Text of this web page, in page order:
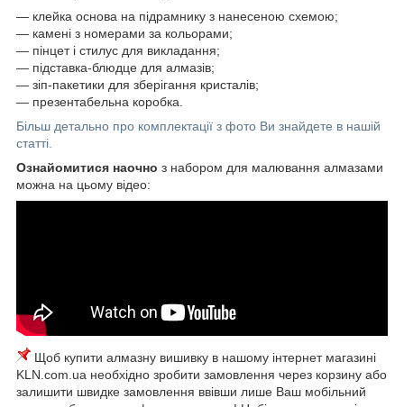
― клейка основа на підрамнику з нанесеною схемою;
― камені з номерами за кольорами;
― пінцет і стилус для викладання;
― підставка-блюдце для алмазів;
― зіп-пакетики для зберігання кристалів;
― презентабельна коробка.
Більш детально про комплектації з фото Ви знайдете в нашій
статті.
Ознайомитися наочно з набором для малювання алмазами
можна на цьому відео:
Щоб купити алмазну вишивку в нашому інтернет магазині
KLN.com.ua необхідно зробити замовлення через корзину або
залишити швидке замовлення ввівши лише Ваш мобільний